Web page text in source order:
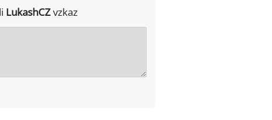
LukashCZvzkaz